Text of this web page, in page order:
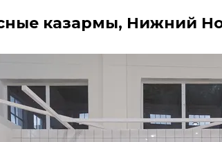
казармы, Нижний